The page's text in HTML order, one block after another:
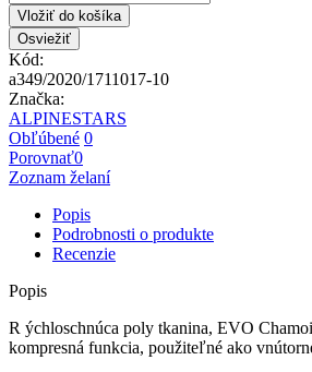
Vložiť do košíka
Kód:
a349/2020/1711017-10
Značka:
ALPINESTARS
Obľúbené 0
Porovnať0
Zoznam želaní
Popis
Podrobnosti o produkte
Recenzie
Popis
R ýchloschnúca poly tkanina, EVO
kompresná funkcia, použiteľné ako